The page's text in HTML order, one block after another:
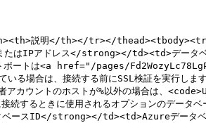
説明</th></tr></
はIPアドレス</strong></td><td>デ
トは<a href="/pages/
る場合は、接続する前にSSL検証を実
アカウントのホストが%以外の場合は、
るときに使用されるオプションのデータベ
ースID</strong></td><td>Azureデー